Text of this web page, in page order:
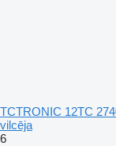
TCTRONIC 12TC
vilcēja
6